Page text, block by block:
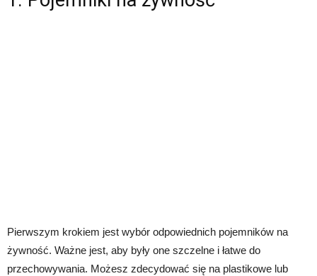
Pierwszym krokiem jest wybór odpowiednich pojemników na
żywność. Ważne jest, aby były one szczelne i łatwe do
przechowywania. Możesz zdecydować się na plastikowe lub